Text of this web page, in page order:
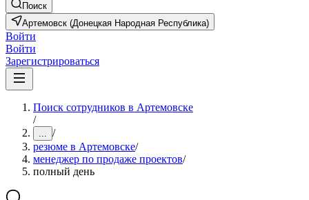
Поиск
Артемовск (Донецкая Народная Республика)
Войти
Войти
Зарегистрироваться
Поиск сотрудников в Артемовске
/
... /
резюме в Артемовске/
менеджер по продаже проектов/
полный день